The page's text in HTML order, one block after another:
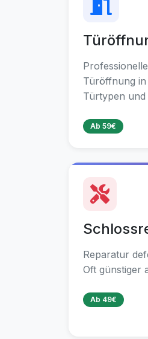
Türöffnung
Türtypen und
Ab 59€
Reparatur
Oft günstiger
Ab 49€